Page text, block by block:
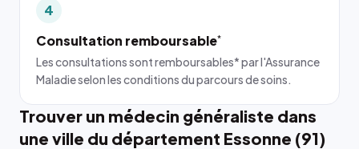
4
Consultation remboursable*
Les consultations sont remboursables* par l'Assurance
Maladie selon les conditions du parcours de soins.
Trouver un médecin généraliste dans
une ville du département Essonne (91)